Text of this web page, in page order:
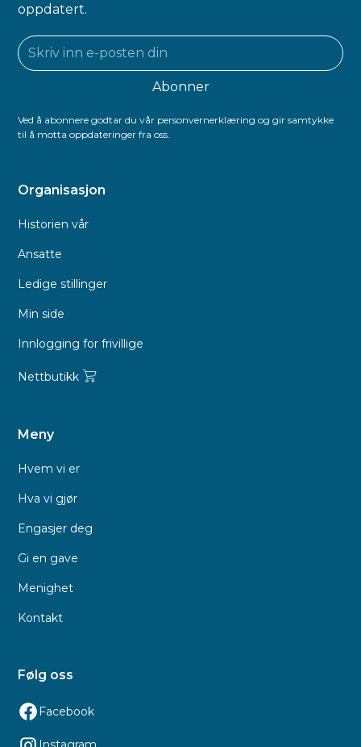
oppdatert.
Ved å abonnere godtar du vår personvernerklæring og gir samtykke
til å motta oppdateringer fra oss.
Organisasjon
Historien vår
Ansatte
Ledige stillinger
Min side
Innlogging for frivillige
Nettbutikk
Meny
Hvem vi er
Hva vi gjør
Engasjer deg
Gi en gave
Menighet
Kontakt
Følg oss
Facebook